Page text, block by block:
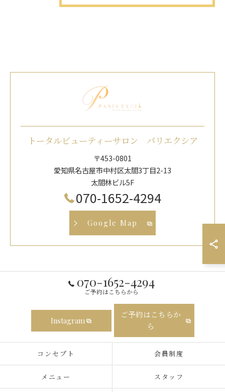
トータルビューティーサロン パリエクシア
〒453-0801
愛知県名古屋市中村区太閤3丁目2-13
太閤林ビル5F
070-1652-4294
Google Map
070-1652-4294
ご予約はこちらから
Instagram
ご予約はこちらか
ら
コンセプト 会員制度
メニュー スタッフ